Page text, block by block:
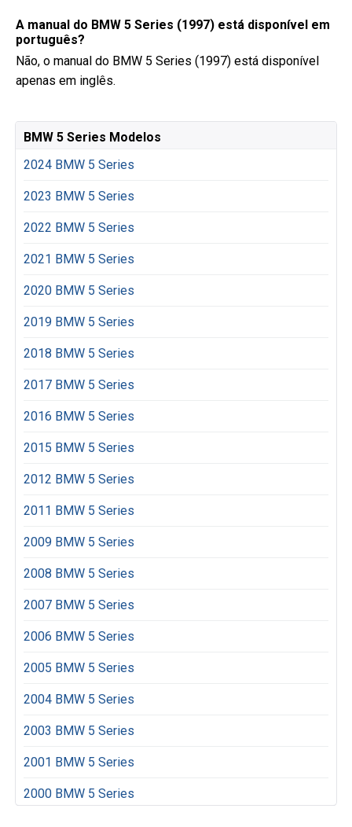
A manual do BMW 5 Series (1997) está disponível em
português?
Não, o manual do BMW 5 Series (1997) está disponível
apenas em inglês.
BMW 5 Series Modelos
2024 BMW 5 Series
2023 BMW 5 Series
2022 BMW 5 Series
2021 BMW 5 Series
2020 BMW 5 Series
2019 BMW 5 Series
2018 BMW 5 Series
2017 BMW 5 Series
2016 BMW 5 Series
2015 BMW 5 Series
2012 BMW 5 Series
2011 BMW 5 Series
2009 BMW 5 Series
2008 BMW 5 Series
2007 BMW 5 Series
2006 BMW 5 Series
2005 BMW 5 Series
2004 BMW 5 Series
2003 BMW 5 Series
2001 BMW 5 Series
2000 BMW 5 Series